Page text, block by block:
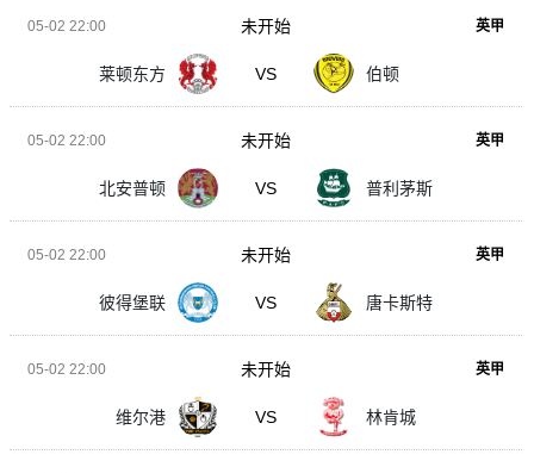
05-02 22:00 英甲
莱顿东方 VS 伯顿
未开始
05-02 22:00 英甲
北安普顿 VS 普利茅斯
未开始
05-02 22:00 英甲
彼得堡联 VS 唐卡斯特
未开始
05-02 22:00 英甲
维尔港 VS 林肯城
未开始